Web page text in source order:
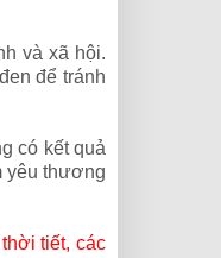
và xã hội.
để tránh
có kết quả
yêu thương
tiết, các